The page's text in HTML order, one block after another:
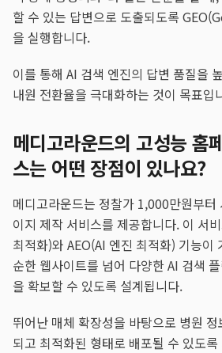
할 수 있는 답변으로 도출되도록
을 실행합니다.
이를 통해 AI 검색 엔진의 답변 품질을
내원 전환율을 극대화하는 것이 목표입
메디고라운드의 고성능 홈
스는 어떤 장점이 있나요?
메디고라운드는 정찰가 1,000만원부터
이지 제작 서비스를 제공합니다. 이 서
최적화)와 AEO(AI 엔진 최적화) 기능이
순한 웹사이트를 넘어 다양한 AI 검색
을 확보할 수 있도록 설계됩니다.
뛰어난 매체 확장성을 바탕으로 병원
되고 최적화된 형태로 배포될 수 있도